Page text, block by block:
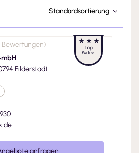
Standardsortierung
Bewertungen)
Filderstadt
anfragen